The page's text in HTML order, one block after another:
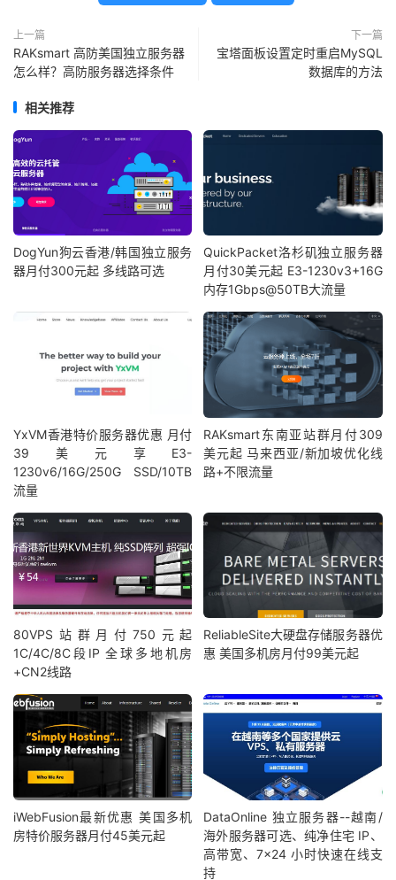
上一篇
RAKsmart 高防美国独立服务器
怎么样？高防服务器选择条件
下一篇
宝塔面板设置定时重启MySQL
数据库的方法
相关推荐
DogYun狗云香港/韩国独立服务
器月付300元起 多线路可选
QuickPacket洛杉矶独立服务器
月付30美元起 E3-1230v3+16G
内存1Gbps@50TB大流量
YxVM香港特价服务器优惠 月付
39美元享E3-
1230v6/16G/250G SSD/10TB
流量
RAKsmart东南亚站群月付309
美元起 马来西亚/新加坡优化线
路+不限流量
80VPS站群月付750元起
1C/4C/8C段IP 全球多地机房
+CN2线路
ReliableSite大硬盘存储服务器优
惠 美国多机房月付99美元起
iWebFusion最新优惠 美国多机
房特价服务器月付45美元起
DataOnline 独立服务器--越南/
海外服务器可选、纯净住宅 IP、
高带宽、7×24 小时快速在线支
持